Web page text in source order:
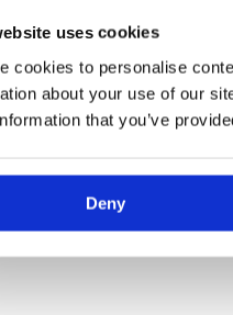
uses cookies
cookies to personalise
about your use of our
that you’ve
Deny
bei der